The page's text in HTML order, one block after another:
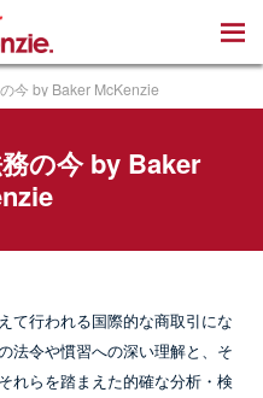
今 by Baker McKenzie
の今 by Baker
て行われる国際的な商取引にな
法令や慣習への深い理解と、そ
れらを踏まえた的確な分析・検